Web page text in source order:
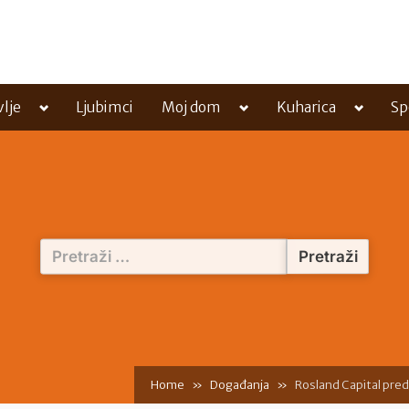
Toggle
menu
Ljubimci Moj dom
Toggle
menu
Kuharica
Toggle
menu
Pretraži:
Home Događanja Rosland Capital